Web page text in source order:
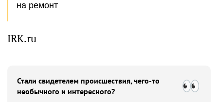
на ремонт
IRK.ru
Стали свидетелем происшествия, чего-то
необычного и интересного?